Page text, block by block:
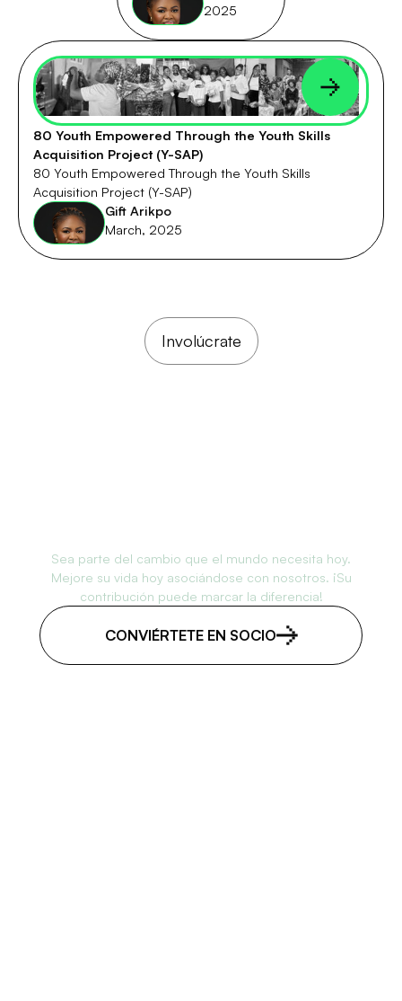
2025
80 Youth Empowered Through the Youth Skills
Acquisition Project (Y-SAP)
80 Youth Empowered Through the Youth Skills
Acquisition Project (Y-SAP)
Gift Arikpo
March, 2025
Involúcrate
Sea parte del cambio que el mundo necesita hoy.
Mejore su vida hoy asociándose con nosotros. ¡Su
contribución puede marcar la diferencia!
CONVIÉRTETE EN SOCIO